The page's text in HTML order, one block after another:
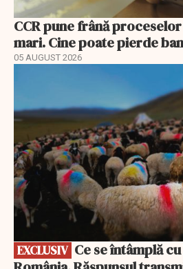
CCR pune frână
mari. Cine poate pierde
05 AUGUST 2026
EXCLUSIV